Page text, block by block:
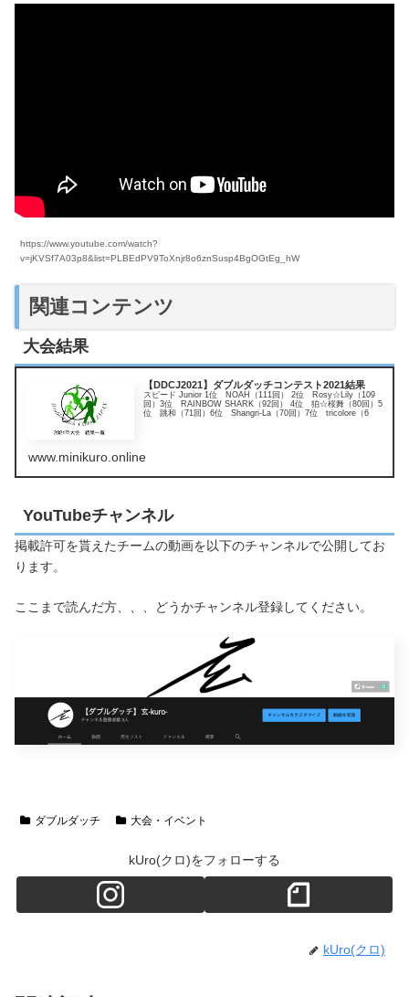
https://www.youtube.com/watch?
v=jKVSf7A03p8&list=PLBEdPV9ToXnjr8o6znSusp4BgOGtEg_hW
関連コンテンツ
大会結果
【DDCJ2021】ダブルダッチコンテスト2021結果
スピード Junior 1位 NOAH（111回） 2位 Rosy☆Lily（109
回）3位 RAINBOW SHARK（92回） 4位 狛☆桜舞（80回）5
位 跳和（71回）6位 Shangri-La（70回）7位 tricolore（6
www.minikuro.online
YouTubeチャンネル
掲載許可を貰えたチームの動画を以下のチャンネルで公開してお
ります。
ここまで読んだ方、、、どうかチャンネル登録してください。
ダブルダッチ 大会・イベント
kUro(クロ)をフォローする
kUro(クロ)